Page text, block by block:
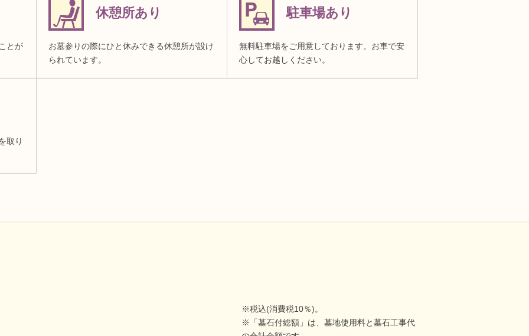
とが
休憩所あり
お墓参りの際にひと休みできる休憩所が設け
られています。
駐車場あり
無料駐車場をご用意しております。お車で安
心してお越しください。
取り
※税込(消費税10％)。
※「墓石付総額」は、墓地使用料と墓石工事代